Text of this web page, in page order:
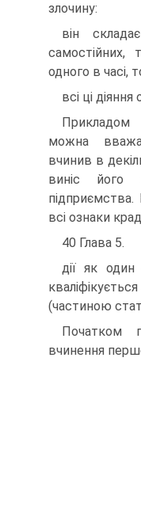
злочину:
він
самостійних,
одного в часі,
всі ці
можна
вчинив в
виніс його
всі ознаки
40 Глава 5.
дії як один
(частиною
Початком
вчинення